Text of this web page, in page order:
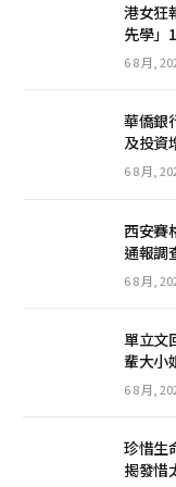
港女狂
先學」
6 8 月,
華僑銀
及投資
6 8 月,
西安賽
通報調
6 8 月,
單立文
輩大小
6 8 月,
珍惜生
揭發惜